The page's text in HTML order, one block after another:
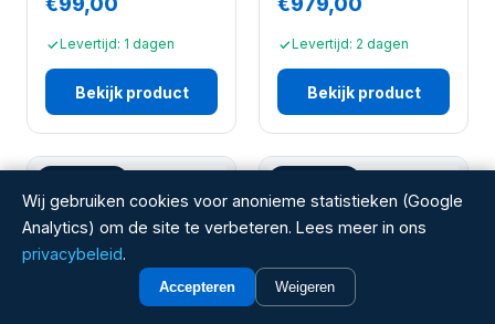
Levertijd: 1 dagen
Bekijk product
Levertijd: 2 dagen
Bekijk product
Wij gebruiken cookies voor anonieme statistieken (Google
Analytics) om de site te verbeteren. Lees meer in ons
privacybeleid.
Accepteren Weigeren